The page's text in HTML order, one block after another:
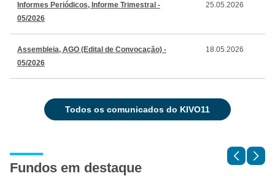
Informes Periódicos, Informe Trimestral -
05/2026
25.05.2026
Assembleia, AGO (Edital de Convocação) -
05/2026
18.05.2026
todos os comunicados do KIVO11
Fundos em destaque